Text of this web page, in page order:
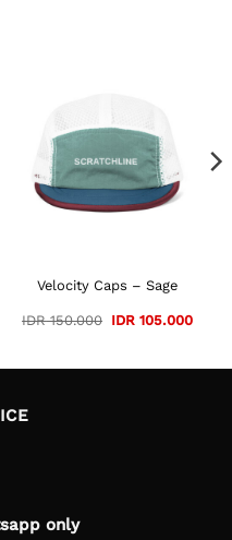
Velocity Caps – Sage
IDR150.000 Original
IDR105.000
only